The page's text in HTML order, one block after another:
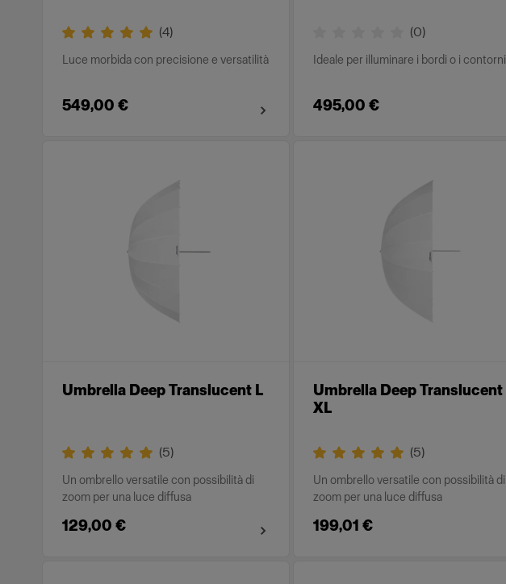
(4)
Luce morbida con precisione e versatilità
549,00 €
(0)
Ideale per illuminare i bordi o i contorni
495,00 €
Umbrella Deep Translucent L
(5)
Un ombrello versatile con possibilità di
zoom per una luce diffusa
129,00 €
Umbrella Deep Translucent
XL
(5)
Un ombrello versatile con possibilità di
zoom per una luce diffusa
199,01 €